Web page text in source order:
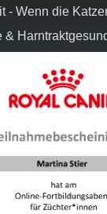
- Wenn die
&